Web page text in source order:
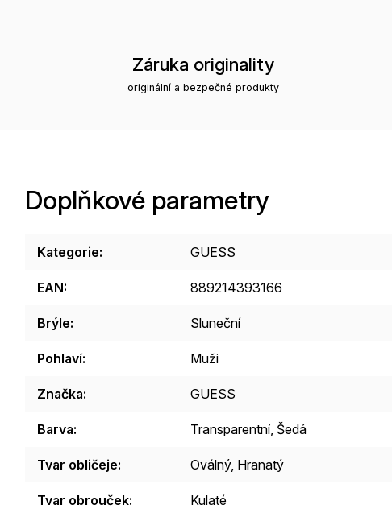
Záruka originality
originální a bezpečné produkty
Doplňkové parametry
Kategorie: GUESS
EAN: 889214393166
Brýle: Sluneční
Pohlaví: Muži
Značka: GUESS
Barva: Transparentní, Šedá
Tvar obličeje: Oválný, Hranatý
Tvar obrouček: Kulaté